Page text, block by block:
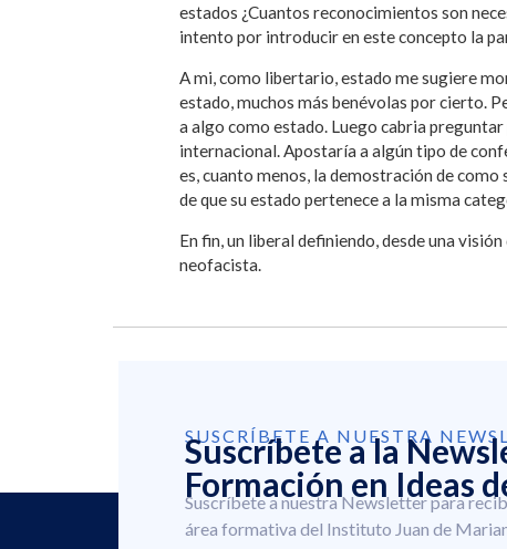
estados ¿Cuantos reconocimientos son
intento por introducir en este concepto la
A mi, como libertario, estado me sugiere
estado, muchos más benévolas por cierto.
a algo como estado. Luego cabria
internacional. Apostaría a algún tipo de
es, cuanto menos, la demostración de como
de que su estado pertenece a la misma
En fin, un liberal definiendo, desde una
neofacista.
SUSCRÍBETE A NUESTRA
Suscríbete a la
Formación en Ideas
Suscríbete a nuestra Newsletter para
área formativa del Instituto Juan de